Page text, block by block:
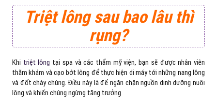
Triệt lông sau bao lâu thì
rụng?
Khi triệt lông tại spa và các thẩm mỹ viện, bạn sẽ được nhân viên
thăm khám và cạo bớt lông để thực hiện di máy tới những nang lông
và đốt cháy chúng. Điều này là để ngăn chặn nguồn dinh dưỡng nuôi
lông và khiến chúng ngừng tăng trưởng.